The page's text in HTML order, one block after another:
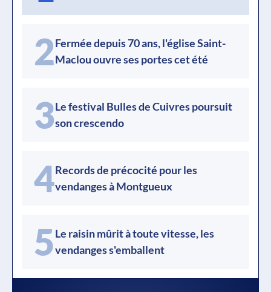
2Fermée depuis 70 ans, l'église Saint-
Maclou ouvre ses portes cet été
3Le festival Bulles de Cuivres poursuit
son crescendo
4Records de précocité pour les
vendanges à Montgueux
5Le raisin mûrit à toute vitesse, les
vendanges s'emballent